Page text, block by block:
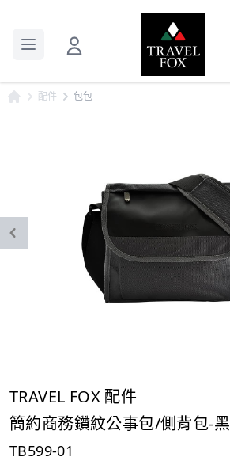
配件 包包
TRAVEL FOX 配件
簡約商務鑽紋公事包/側背包-黑
TB599-01